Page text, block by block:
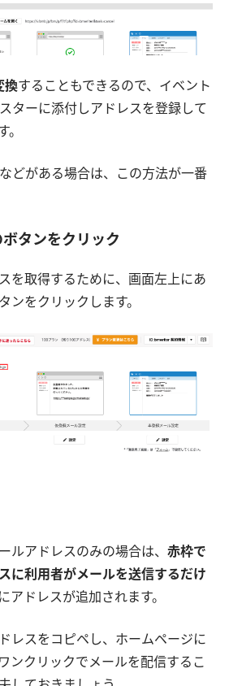
換することもできるので、イベント
ターに添付しアドレスを登録して
。
どがある場合は、この方法が一番
ボタンをクリック
を取得するために、画面左上にあ
ンをクリックします。
ルアドレスのみの場合は、 赤枠で
に利用者がメールを送信するだけ
アドレスが追加されます。
レスをコピペし、ホームページに
ンクリックでメールを配信するこ